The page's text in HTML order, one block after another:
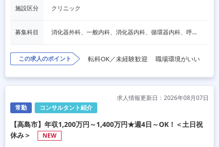
施設区分 クリニック
募集科目 消化器外科、一般内科、消化器内科、循環器内科、呼吸器内科、血液内科、心療内科、脳神経内科、内分泌内科、老人内科、一般外科、心臓外科、呼吸器外科、脳神経外科、整形外科、形成外科、リハビリテーション科、小児科、産婦人科、婦人科、精神科、眼科、耳鼻咽喉科、皮膚科、泌尿器科、放射線科、人工透析、麻酔科、美容外科、人間ドック・検診、その他
この求人のポイント 転科OK／未経験歓迎 職場環境がいい
常勤 コンサルタント紹介
求人情報更新日：2026年08月07日
【高島市】年収1,200万円～1,400万円★週4日～OK！＜土日祝
休み＞
NEW